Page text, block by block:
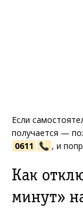
Если
получается —
0611
, и
Как
минут»